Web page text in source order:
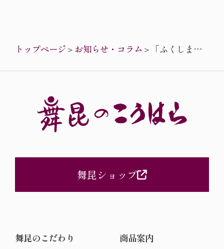
トップページ ＞ お知らせ・コラム ＞ 「ふくしまて
EXPO 2024」
防犯・防災と
暮らしを支え
る備蓄食～の
舞昆ショップ
舞昆のこだわり 商品案内